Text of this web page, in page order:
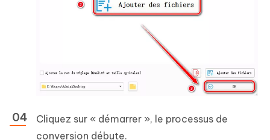
Cliquez sur « démarrer », le processus de
conversion débute.